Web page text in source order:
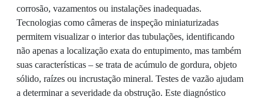
corrosão, vazamentos ou instalações inadequadas.
Tecnologias como câmeras de inspeção miniaturizadas
permitem visualizar o interior das tubulações, identificando
não apenas a localização exata do entupimento, mas também
suas características – se trata de acúmulo de gordura, objeto
sólido, raízes ou incrustação mineral. Testes de vazão ajudam
a determinar a severidade da obstrução. Este diagnóstico